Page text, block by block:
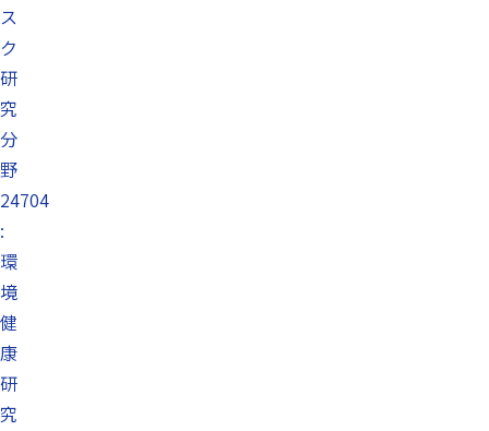
ス
ク
研
究
分
野
24704
:
環
境
健
康
研
究